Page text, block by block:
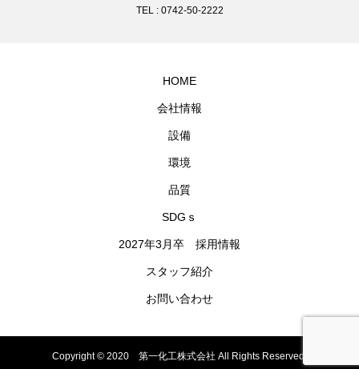
TEL : 0742-50-2222
HOME
会社情報
設備
環境
品質
SDGｓ
2027年3月卒 採用情報
スタッフ紹介
お問い合わせ
Copyright © 2020 第一化工株式会社 All Rights Reserved.